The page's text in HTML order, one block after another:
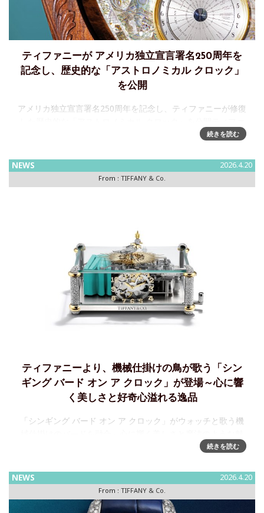
ティファニーが アメリカ独立宣言署名250周年を
記念し、歴史的な「アストロノミカル クロック」
を公開
アメリカ独立宣言署名250周年を記念し、ティファニーが修復
ニーは、アメリカ独立宣言署名250周年を記念し、1893年に
した歴史
続きを読む
NEWS 2026.4.20
From : TIFFANY & Co.
ティファニーより、機械仕掛けの鳥が歌う「シン
ギング バード オン ア クロック」が登場～心に響
く美しさと好奇心溢れる逸品
「シンギング バード オン ア クロック」がウォッチと歌う機
力を持つ、好奇心溢れる逸品ティファニーは「タイム オブジ
となる「
続きを読む
NEWS 2026.4.20
From : TIFFANY & Co.